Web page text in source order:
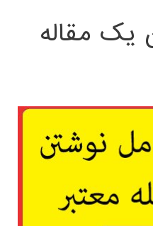
یک مقاله